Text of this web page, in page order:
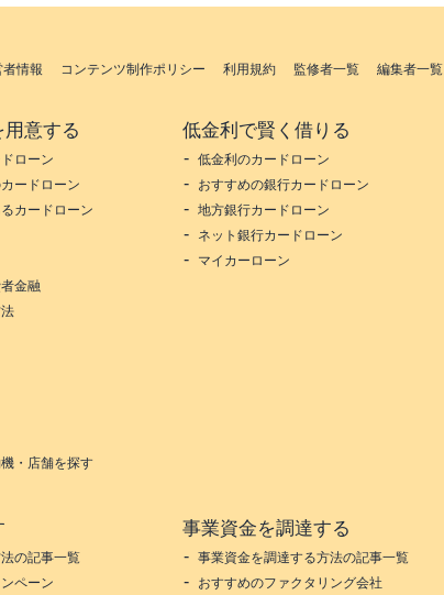
者情報 コンテンツ制作ポリシー 利用規約 監修者一覧 編集者一覧
意する
ローン
ードローン
カードローン
金融
・店舗を探す
低金利で賢く借りる
低金利のカードローン
おすすめの銀行カードローン
地方銀行カードローン
ネット銀行カードローン
マイカーローン
の記事一覧
ペーン
事業資金を調達する
事業資金を調達する方法の記事一覧
おすすめのファクタリング会社